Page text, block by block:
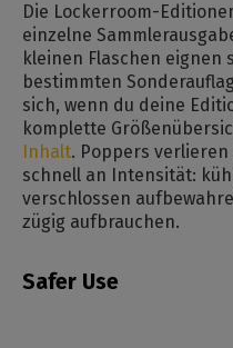
Die Lockerroom-
einzelne
kleinen Flaschen eignen
bestimmten
sich, wenn du deine
komplette
Inhalt. Poppers
schnell an Intensität:
verschlossen
zügig aufbrauchen.
Safer Use